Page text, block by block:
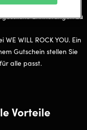
als mit Ihren Liebsten
Erinnerungen zu
WILL ROCK YOU. Ein
Gutschein stellen Sie
alle passt.
Vorteile